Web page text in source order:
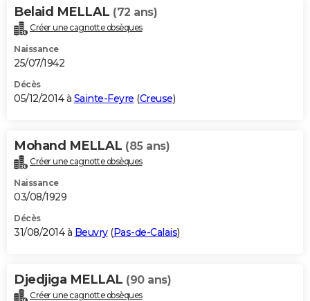
Belaid MELLAL (72 ans)
Créer une cagnotte obsèques
Naissance
25/07/1942
Décès
05/12/2014 à Sainte-Feyre (Creuse)
Mohand MELLAL (85 ans)
Créer une cagnotte obsèques
Naissance
03/08/1929
Décès
31/08/2014 à Beuvry(Pas-de-Calais)
Djedjiga MELLAL (90 ans)
Créer une cagnotte obsèques